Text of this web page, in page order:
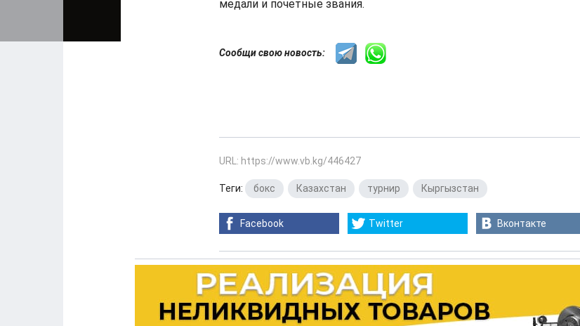
медали и почетные звания.
Сообщи свою новость:
URL: https://www.vb.kg/446427
Теги: бокс Казахстан турнир Кыргызстан
Facebook Twitter Вконтакте